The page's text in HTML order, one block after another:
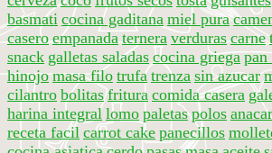
basmati cocina gaditana miel pura
casero empanada ternera verduras carne
snack galletas saladas cocina griega pan
hinojo masa filo trufa trenza sin azucar
cilantro bolitas fritura comida casera
harina integral lomo paletas polos
receta facil carrot cake panecillos